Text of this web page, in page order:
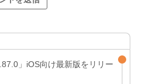
」iOS向け最新版をリリー